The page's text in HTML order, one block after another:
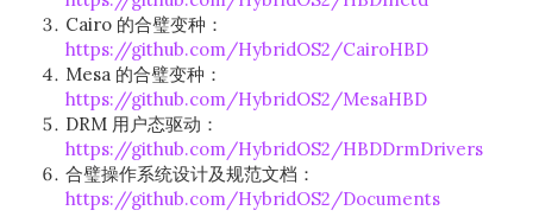
Cairo 的合璧变种：
https://github.com/HybridOS2/CairoHBD
Mesa 的合璧变种：
https://github.com/HybridOS2/MesaHBD
DRM 用户态驱动：
https://github.com/HybridOS2/HBDDrmDrivers
合璧操作系统设计及规范文档：
https://github.com/HybridOS2/Documents